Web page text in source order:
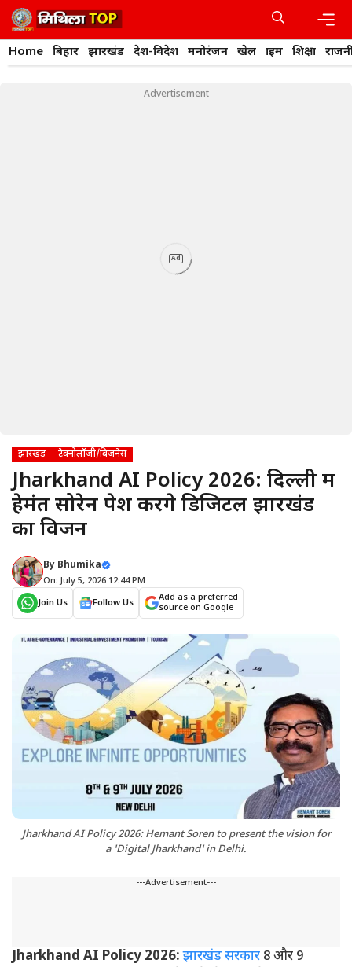
Skip
to
content
Home बिहार झारखंड देश-विदेश मनोरंजन खेल क्राइम शिक्षा
Advertisement
Ad
झारखंड टेक्नोलॉजी/बिजनेस
Jharkhand AI Policy 2026: दिल्ली में
हेमंत सोरेन पेश करेंगे डिजिटल झारखंड
का विजन
By Bhumika
On: July 5, 2026 12:44 PM
Join Us
Follow Us
Add as a preferred
source on Google
Jharkhand AI Policy 2026: Hemant Soren to present the vision for
a 'Digital Jharkhand' in Delhi.
---Advertisement---
Jharkhand AI Policy 2026: झारखंड सरकार 8 और 9